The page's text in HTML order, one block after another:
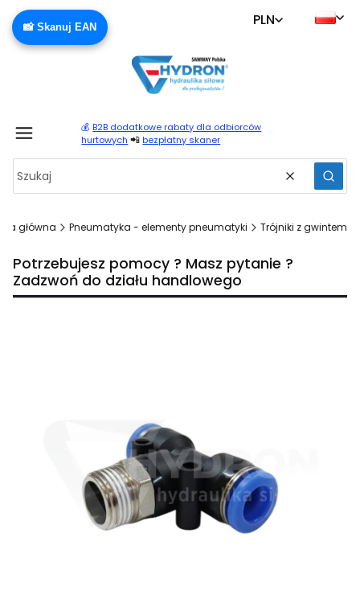
📸 Skanuj EAN PLN
💰 B2B dodatkowe rabaty dla odbiorców
hurtowych 📲 bezpłatny skaner
Wyczyść
główna Pneumatyka - elementy pneumatyki Trójniki z gwintem
Potrzebujesz pomocy ? Masz pytanie ?
Zadzwoń do działu handlowego